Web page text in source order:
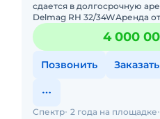
сдается в долгосрочную
Delmag RH 32/34WАренда
сменный режим 11 часов
часа.Экипаж машины
4 000
Позвонить Заказать
Спектр 2 года на площадке